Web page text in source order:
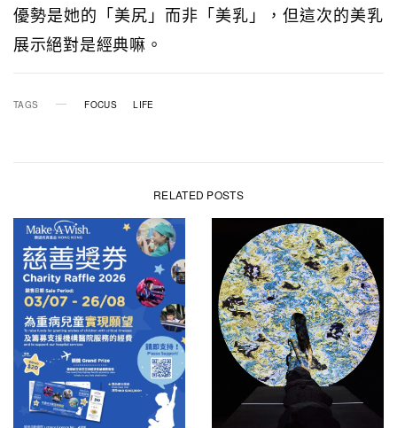
優勢是她的「美尻」而非「美乳」，但這次的美乳
展示絕對是經典嘛。
TAGS FOCUS LIFE
RELATED POSTS